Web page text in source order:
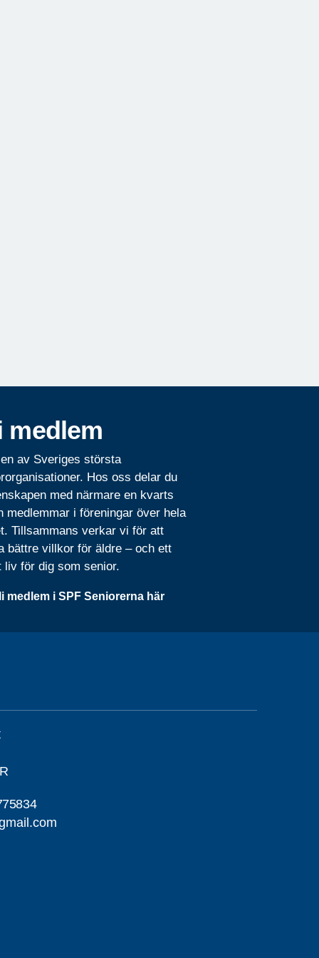
medlem
av Sveriges största
Hos oss delar du
med närmare en kvarts
medlemmar i föreningar över hela
Tillsammans verkar vi för att
bättre villkor för äldre – och ett
liv för dig som senior.
medlem i SPF Seniorerna här